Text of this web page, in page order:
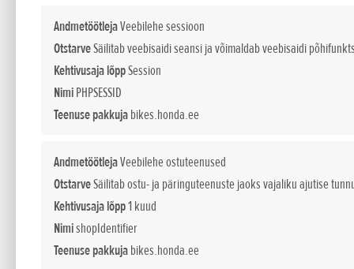
AndmetöötlejaVeebilehe sessioon
OtstarveSäilitab veebisaidi seansi ja võimaldab veebisaidi
Kehtivusaja lõppSession
NimiPHPSESSID
Teenuse pakkujabikes.honda.ee
AndmetöötlejaVeebilehe ostuteenused
OtstarveSäilitab ostu- ja päringuteenuste jaoks vajaliku ajutise
Kehtivusaja lõpp1 kuud
NimishopIdentifier
Teenuse pakkujabikes.honda.ee
• Uus CBR1000RR-R Fireblade,
• Uhiuus ADV350 keskmise suurusega
• Oma messidebüüti tegev NT1100
• Kinnitust leidis Horneti naasmine.
• Mudelite SH125i, X-ADV, Forza
Pärast sel aastal juba avalikustatud
täna Milanos kogu oma 2022. aasta
seiklusroller ning palju värvitoone ja